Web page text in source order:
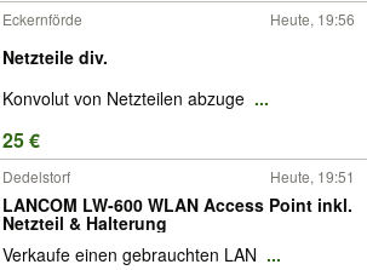
Eckernförde Heute, 19:56
Netzteile div.
Konvolut von Netzteilen abzuge ...
25 €
Dedelstorf Heute, 19:51
LANCOM LW-600 WLAN Access Point inkl.
Netzteil & Halterung
Verkaufe einen gebrauchten LAN ...